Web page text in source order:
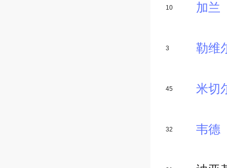
10 加兰
3 勒维
45 米切
32 韦德